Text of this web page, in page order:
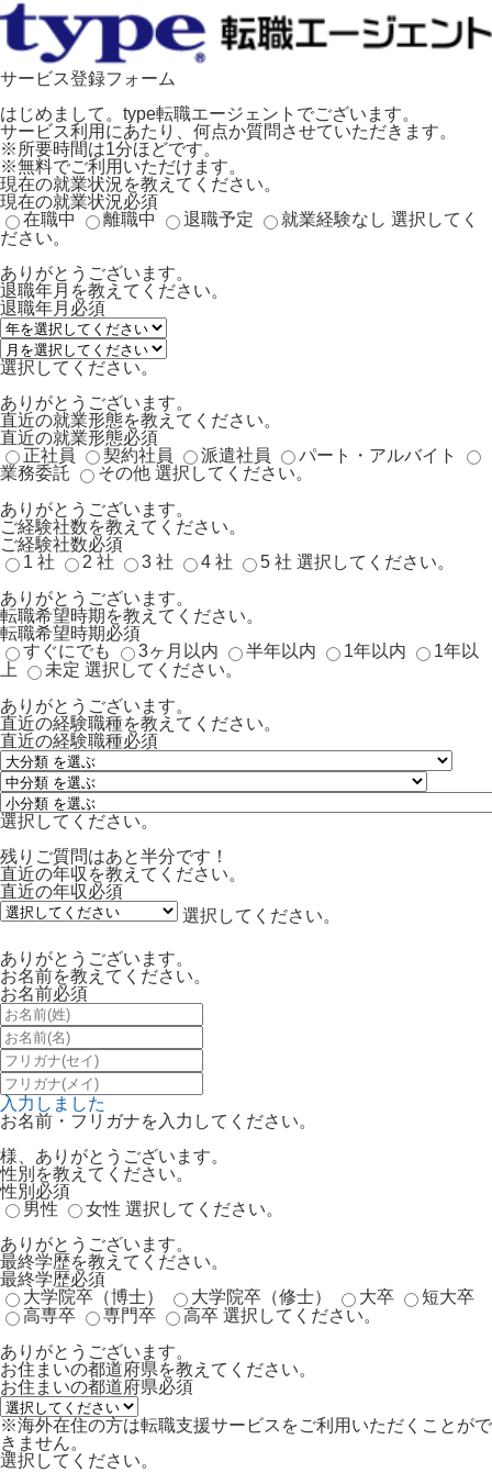
サービス登録フォーム
はじめまして。type転職エージェントでございます。
サービス利用にあたり、何点か質問させていただきます。
※所要時間は1分ほどです。
※無料でご利用いただけます。
現在の就業状況を教えてください。
現在の就業状況必須
在職中
離職中 退職予定 就業経験なし 選択してく
ださい。
ありがとうございます。
退職年月を教えてください。
退職年月 必須
選択してください。
ありがとうございます。
直近の就業形態を教えてください。
直近の就業形態必須
正社員
契約社員 派遣社員
パート・アルバイト
業務委託
その他 選択してください。
ありがとうございます。
ご経験社数を教えてください。
ご経験社数必須
1 社
2 社 3 社 4 社 5 社 選択してください。
ありがとうございます。
転職希望時期を教えてください。
転職希望時期必須
すぐにでも
3ヶ月以内 半年以内 1年以内
1年以
上
未定 選択してください。
ありがとうございます。
直近の経験職種を教えてください。
直近の経験職種必須
選択してください。
残りご質問はあと半分です！
直近の年収を教えてください。
直近の年収必須
選択してください。
ありがとうございます。
お名前を教えてください。
お名前必須
入力しました
お名前・フリガナを入力してください。
様、ありがとうございます。
性別を教えてください。
性別 必須
男性
女性 選択してください。
ありがとうございます。
最終学歴を教えてください。
最終学歴必須
大学院卒（博士）
大学院卒（修士） 大卒
短大卒
高専卒
専門卒 高卒 選択してください。
ありがとうございます。
お住まいの都道府県を教えてください。
お住まいの都道府県必須
※海外在住の方は転職支援サービスをご利用いただくことがで
きません。
選択してください。